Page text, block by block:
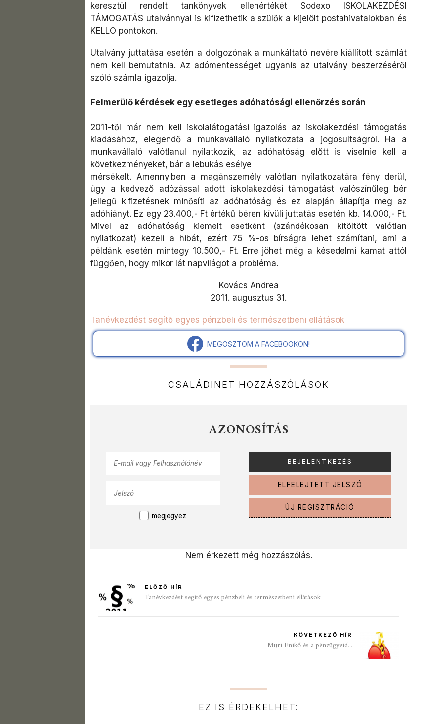
keresztül rendelt tankönyvek ellenértékét Sodexo ISKOLAKEZDÉSI
TÁMOGATÁS utalvánnyal is kifizethetik a szülők a kijelölt postahivatalokban és
KELLO pontokon.
Utalvány juttatása esetén a dolgozónak a munkáltató nevére kiállított számlát
nem kell bemutatnia. Az adómentességet ugyanis az utalvány beszerzéséről
szóló számla igazolja.
Felmerülő kérdések egy esetleges adóhatósági ellenőrzés során
2011-től már nem kell iskolalátogatási igazolás az iskolakezdési támogatás
kiadásához, elegendő a munkavállaló nyilatkozata a jogosultságról. Ha a
munkavállaló valótlanul nyilatkozik, az adóhatóság előtt is viselnie kell a
következményeket, bár a lebukás esélye
mérsékelt. Amennyiben a magánszemély valótlan nyilatkozatára fény derül,
úgy a kedvező adózással adott iskolakezdési támogatást valószínűleg bér
jellegű kifizetésnek minősíti az adóhatóság és ez alapján állapítja meg az
adóhiányt. Ez egy 23.400,- Ft értékű béren kívüli juttatás esetén kb. 14.000,- Ft.
Mivel az adóhatóság kiemelt esetként (szándékosan kitöltött valótlan
nyilatkozat) kezeli a hibát, ezért 75 %-os bírságra lehet számítani, ami a
példánk esetén mintegy 10.500,- Ft. Erre jöhet még a késedelmi kamat attól
függően, hogy mikor lát napvilágot a probléma.
Kovács Andrea
2011. augusztus 31.
Tanévkezdést segítő egyes pénzbeli és természetbeni ellátások
MEGOSZTOM A FACEBOOKON!
CSALÁDINET HOZZÁSZÓLÁSOK
AZONOSÍTÁS
megjegyez
ELFELEJTETT JELSZÓ
ÚJ REGISZTRÁCIÓ
Nem érkezett még hozzászólás.
ELŐZŐ HÍR
Tanévkezdést segítő egyes pénzbeli és természetbeni ellátások
KÖVETKEZŐ HÍR
Muri Enikő és a pénzügyeid...
EZ IS ÉRDEKELHET: